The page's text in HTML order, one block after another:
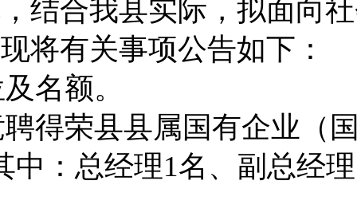
结合我县实际， 拟面向
将有关事项公告如下：
名额。
得荣县县属国有企业（
中 ：总经理1名、副总经理